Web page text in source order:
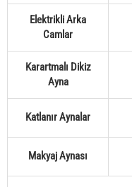
Elektrikli Arka
Camlar
Karartmalı Dikiz
Ayna
Katlanır Aynalar
Makyaj Aynası